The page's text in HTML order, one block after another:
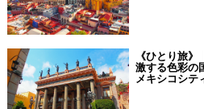
《ひとり旅
激する色彩の
メキシコシテ